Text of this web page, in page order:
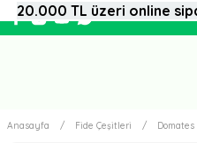
Anasayfa Fide Çeşitleri Domates
20.000 TL üzeri online